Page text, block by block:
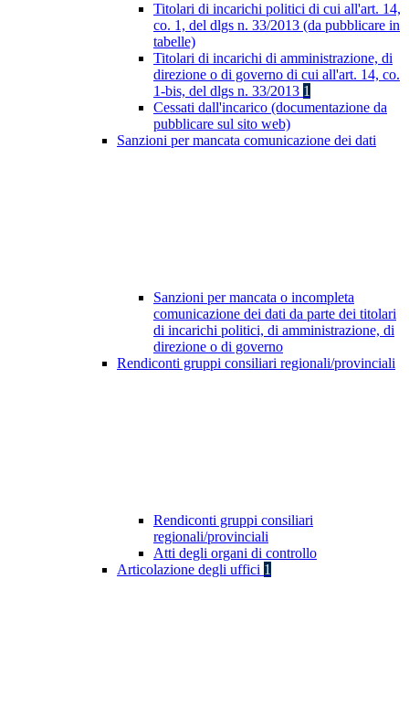
Titolari di incarichi politici di cui all'art. 14,
co. 1, del dlgs n. 33/2013 (da pubblicare in
tabelle)
Titolari di incarichi di amministrazione, di
direzione o di governo di cui all'art. 14, co.
1-bis, del dlgs n. 33/2013 1
Cessati dall'incarico (documentazione da
pubblicare sul sito web)
Sanzioni per mancata comunicazione dei dati
Sanzioni per mancata o incompleta
comunicazione dei dati da parte dei titolari
di incarichi politici, di amministrazione, di
direzione o di governo
Rendiconti gruppi consiliari regionali/provinciali
Rendiconti gruppi consiliari
regionali/provinciali
Atti degli organi di controllo
Articolazione degli uffici 1